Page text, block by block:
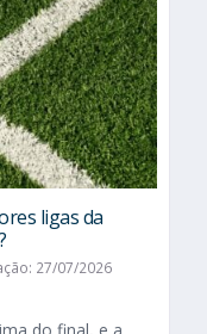
ligas da
27/07/2026